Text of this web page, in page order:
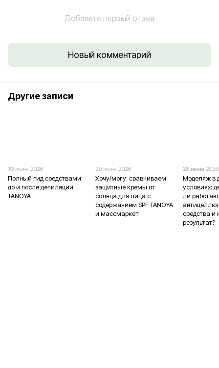
Добавьте первый отзыв
Новый комментарий
Другие записи
30 июня 2026
Полный гид средствами
до и после депиляции
TANOYA
29 июня 2026
Хочу/могу: сравниваем
защитные кремы от
солнца для лица с
содержанием SPF TANOYA
и массмаркет
28 июня 2026
Моделяж в
условиях:
ли
средства и
результат?